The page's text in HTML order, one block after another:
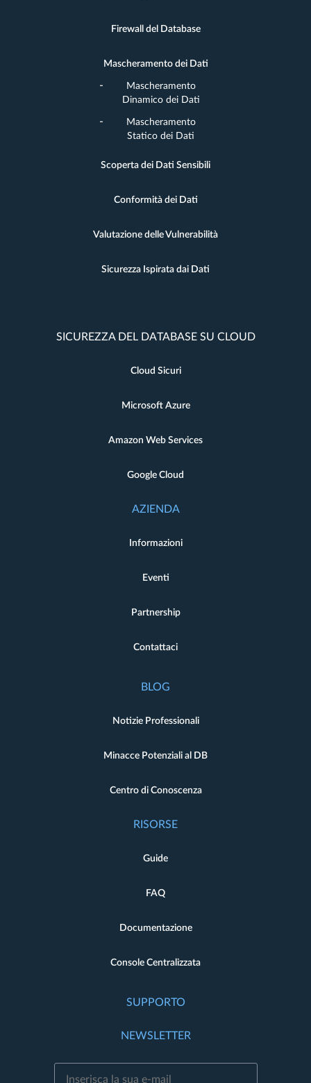
Firewall del Database
Mascheramento dei Dati
Mascheramento
Dinamico dei Dati
Mascheramento
Statico dei Dati
Scoperta dei Dati Sensibili
Conformità dei Dati
Valutazione delle Vulnerabilità
Sicurezza Ispirata dai Dati
SICUREZZA DEL DATABASE SU CLOUD
Cloud Sicuri
Microsoft Azure
Amazon Web Services
Google Cloud
AZIENDA
Informazioni
Eventi
Partnership
Contattaci
BLOG
Notizie Professionali
Minacce Potenziali al DB
Centro di Conoscenza
RISORSE
Guide
FAQ
Documentazione
Console Centralizzata
SUPPORTO
NEWSLETTER